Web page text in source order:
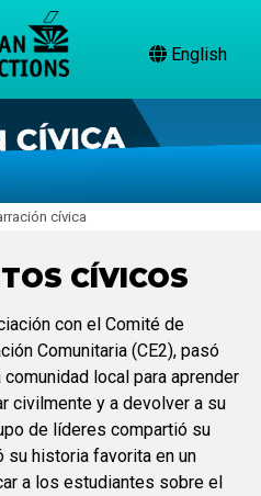
English
cívica
CÍVICOS
con el Comité de
Comunitaria (CE2), pasó
local para aprender
civilmente y a devolver a su
de líderes compartió su
historia favorita en un
a los estudiantes sobre el